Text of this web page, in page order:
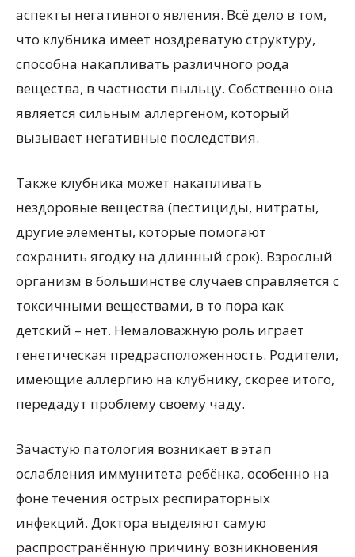
аспекты негативного явления. Всё дело в том,
что клубника имеет ноздреватую структуру,
способна накапливать различного рода
вещества, в частности пыльцу. Собственно она
является сильным аллергеном, который
вызывает негативные последствия.
Также клубника может накапливать
нездоровые вещества (пестициды, нитраты,
другие элементы, которые помогают
сохранить ягодку на длинный срок). Взрослый
организм в большинстве случаев справляется с
токсичными веществами, в то пора как
детский – нет. Немаловажную роль играет
генетическая предрасположенность. Родители,
имеющие аллергию на клубнику, скорее итого,
передадут проблему своему чаду.
Зачастую патология возникает в этап
ослабления иммунитета ребёнка, особенно на
фоне течения острых респираторных
инфекций. Доктора выделяют самую
распространённую причину возникновения